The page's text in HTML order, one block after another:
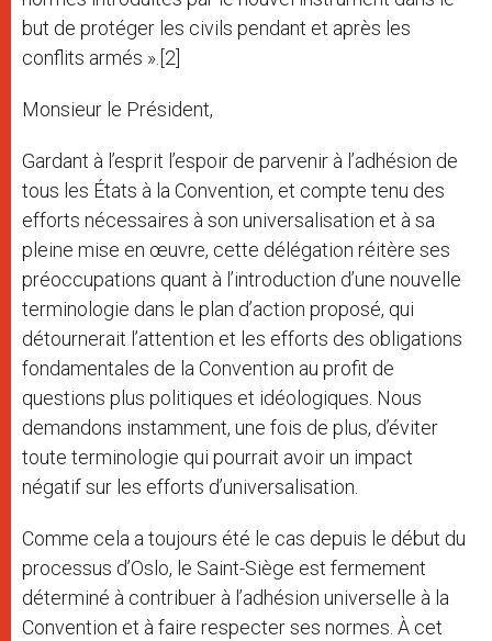
but de protéger les civils pendant et après les
conflits armés ».[2]
Monsieur le Président,
Gardant à l’esprit l’espoir de parvenir à l’adhésion de
tous les États à la Convention, et compte tenu des
efforts nécessaires à son universalisation et à sa
pleine mise en œuvre, cette délégation réitère ses
préoccupations quant à l’introduction d’une nouvelle
terminologie dans le plan d’action proposé, qui
détournerait l’attention et les efforts des obligations
fondamentales de la Convention au profit de
questions plus politiques et idéologiques. Nous
demandons instamment, une fois de plus, d’éviter
toute terminologie qui pourrait avoir un impact
négatif sur les efforts d’universalisation.
Comme cela a toujours été le cas depuis le début du
processus d’Oslo, le Saint-Siège est fermement
déterminé à contribuer à l’adhésion universelle à la
Convention et à faire respecter ses normes. À cet